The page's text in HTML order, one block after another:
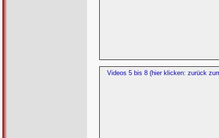
Videos 5 bis 8 (hier klicken: zurück